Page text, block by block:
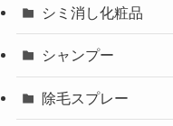
シミ消し化粧品
シャンプー
除毛スプレー